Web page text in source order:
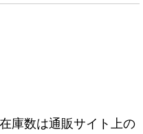
庫数は通販サイト上の